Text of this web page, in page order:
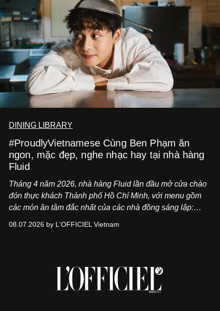
DINING LIBRARY
#ProudlyVietnamese Cùng Ben Phạm ăn
ngon, mặc đẹp, nghe nhạc hay tại nhà hàng
Fluid
Tháng 4 năm 2026, nhà hàng Fluid lần đầu mở cửa chào
đón thực khách Thành phố Hồ Chí Minh, với menu gồm
các món ăn tâm đắc nhất của các nhà đồng sáng lập:
món ăn đa dạng từ Á đến Âu nhanh chóng được yêu thích
08.07.2026 by L'OFFICIEL Vietnam